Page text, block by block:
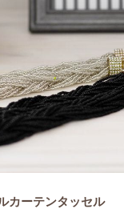
カーテンタッセル